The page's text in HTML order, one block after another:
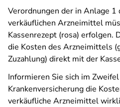
Verordnungen der in Anlage
verkäuflichen Arzneimittel
Kassenrezept (rosa) erfolgen.
die Kosten des Arzneimittels
Zuzahlung) direkt mit der
Informieren Sie sich im
Krankenversicherung die
verkäufliche Arzneimittel